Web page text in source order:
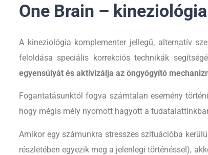
One Brain –
A kineziológia komplementer jellegű, alternatív
feloldása speciális korrekciós technikák
egyensúlyát és aktivizálja az öngyógyító
Fogantatásunktól fogva számtalan esemény
hogy mégis mély nyomott hagyott a
Amikor egy számunkra stresszes szituációba
részletében egyezik meg a jelenlegi történéssel),